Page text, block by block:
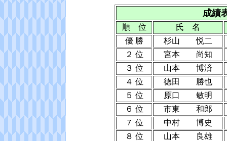
成績
順 位
氏 名
優 勝
杉山 悦二
２ 位
宮本 尚知
３ 位
山本 博済
４ 位
徳田 勝也
５ 位
原口 敏明
６ 位
市東 和郎
７ 位
中村 博史
８ 位
山本 良雄